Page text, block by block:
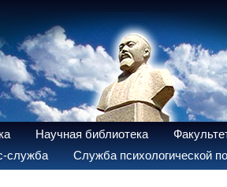
Научная библиотека
служба Служба психологической